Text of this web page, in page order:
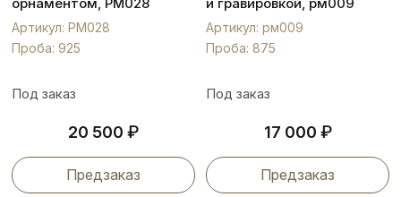
Артикул: РМ028
Проба: 925
Под заказ
20 500 ₽
Предзаказ
Артикул: рм009
Проба: 875
Под заказ
17 000 ₽
Предзаказ